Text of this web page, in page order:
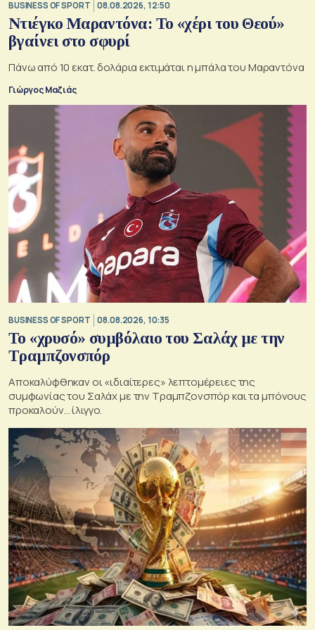
BUSINESS OF SPORT 08.08.2026, 12:50
Ντιέγκο Μαραντόνα: Το «χέρι του Θεού»
βγαίνει στο σφυρί
Πάνω από 10 εκατ. δολάρια εκτιμάται η μπάλα του Μαραντόνα
Γιώργος Μαζιάς
BUSINESS OF SPORT 08.08.2026, 10:35
Το «χρυσό» συμβόλαιο του Σαλάχ με την
Τραμπζονσπόρ
Αποκαλύφθηκαν οι «ιδιαίτερες» λεπτομέρειες της
συμφωνίας του Σαλάχ με την Τραμπζονσπόρ και τα μπόνους
προκαλούν… ίλιγγο.